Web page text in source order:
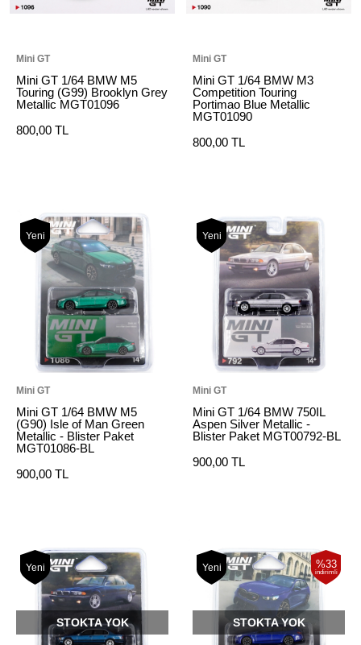
Mini GT
Mini GT 1/64 BMW M5
Touring (G99) Brooklyn Grey
Metallic MGT01096
800,00 TL
Mini GT
Mini GT 1/64 BMW M3
Competition Touring
Portimao Blue Metallic
MGT01090
800,00 TL
Yeni
Mini GT
Mini GT 1/64 BMW M5
(G90) Isle of Man Green
Metallic - Blister Paket
MGT01086-BL
900,00 TL
Yeni
Mini GT
Mini GT 1/64 BMW 750IL
Aspen Silver Metallic -
Blister Paket MGT00792-BL
900,00 TL
Yeni
STOKTA YOK
%33
indirimli
Yeni
STOKTA YOK